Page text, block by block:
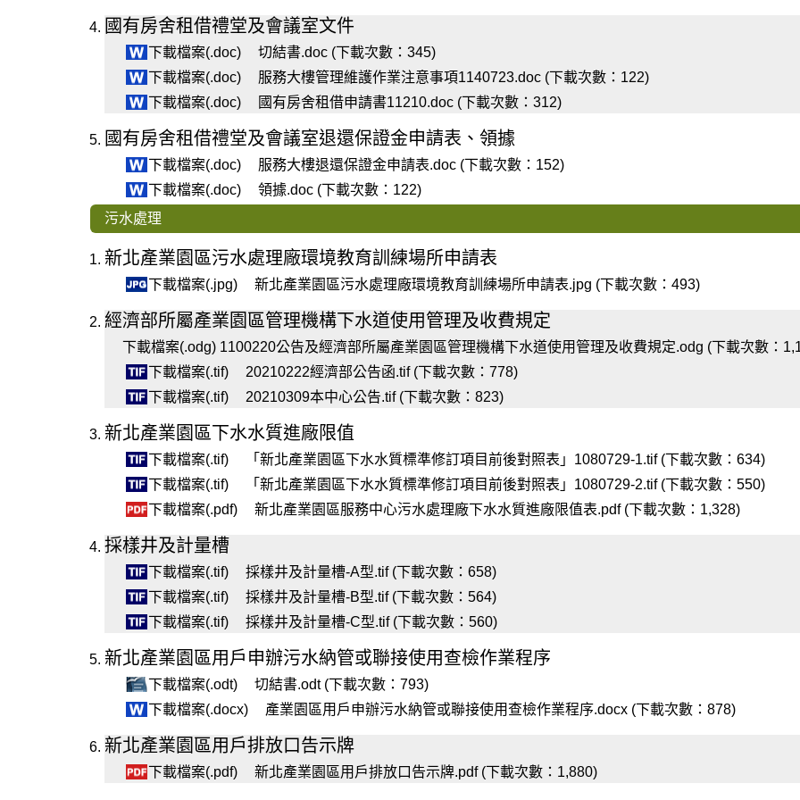
國有房舍租借禮堂及會議室文件
下載檔案(.doc)
切結書.doc (下載次數：345)
下載檔案(.doc)
服務大樓管理維護作業注意事項1140723.doc (下載次數：122)
下載檔案(.doc)
國有房舍租借申請書11210.doc (下載次數：312)
國有房舍租借禮堂及會議室退還保證金申請表、領據
下載檔案(.doc)
服務大樓退還保證金申請表.doc (下載次數：152)
下載檔案(.doc)
領據.doc (下載次數：122)
污水處理
新北產業園區污水處理廠環境教育訓練場所申請表
下載檔案(.jpg) 新北產業園區污水處理廠環境教育訓練場所申請表.jpg (下載次數：493)
經濟部所屬產業園區管理機構下水道使用管理及收費規定
下載檔案(.odg)1100220公告及經濟部所屬產業園區管理機構下水道使用管理及收費規定.odg (下載次數：
下載檔案(.tif)
20210222經濟部公告函.tif (下載次數：778)
下載檔案(.tif)
20210309本中心公告.tif (下載次數：823)
新北產業園區下水水質進廠限值
下載檔案(.tif)
「新北產業園區下水水質標準修訂項目前後對照表」1080729-1.tif (下載次數：634)
下載檔案(.tif)
「新北產業園區下水水質標準修訂項目前後對照表」1080729-2.tif (下載次數：550)
下載檔案(.pdf)
新北產業園區服務中心污水處理廠下水水質進廠限值表.pdf (下載次數：1,328)
採樣井及計量槽
下載檔案(.tif)
採樣井及計量槽-A型.tif (下載次數：658)
下載檔案(.tif)
採樣井及計量槽-B型.tif (下載次數：564)
下載檔案(.tif)
採樣井及計量槽-C型.tif (下載次數：560)
新北產業園區用戶申辦污水納管或聯接使用查檢作業程序
下載檔案(.odt)
切結書.odt (下載次數：793)
下載檔案(.docx)
產業園區用戶申辦污水納管或聯接使用查檢作業程序.docx (下載次數：878)
新北產業園區用戶排放口告示牌
下載檔案(.pdf) 新北產業園區用戶排放口告示牌.pdf (下載次數：1,880)